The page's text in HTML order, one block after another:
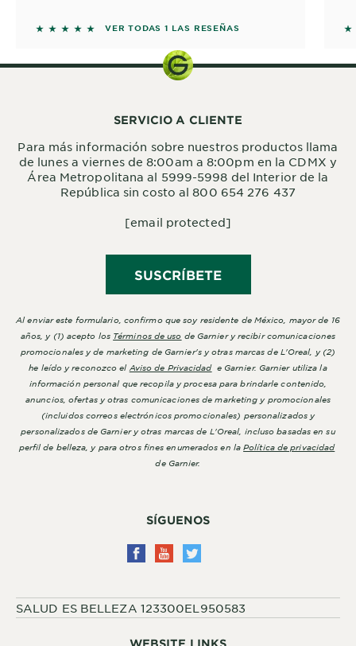
5 out of 5 stars based on reviews
VER TODAS 1 LAS RESEÑAS 5
WEBSITE LINKS
SÍGUENOS
SALUD ES BELLEZA 123300EL950583
SERVICIO A CLIENTE
Para más información sobre nuestros productos llama
de lunes a viernes de 8:00am a 8:00pm en la CDMX y
Área Metropolitana al 5999-5998 del Interior de la
República sin costo al 800 654 276 437
[email protected]
SUSCRÍBETE
Al enviar este formulario, confirmo que soy residente de México, mayor de 16
años, y (1) acepto los Términos de uso de Garnier y recibir comunicaciones
promocionales y de marketing de Garnier's y otras marcas de L'Oreal, y (2)
he leído y reconozco el Aviso de Privacidade Garnier. Garnier utiliza la
información personal que recopila y procesa para brindarle contenido,
anuncios, ofertas y otras comunicaciones de marketing y promocionales
(incluidos correos electrónicos promocionales) personalizados y
personalizados de Garnier y otras marcas de L'Oreal, incluso basadas en su
perfil de belleza, y para otros fines enumerados en laPolítica de privacidad
de Garnier.